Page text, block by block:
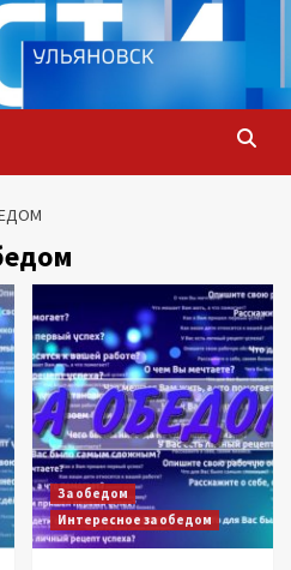
За обедом
Интересное за обедом